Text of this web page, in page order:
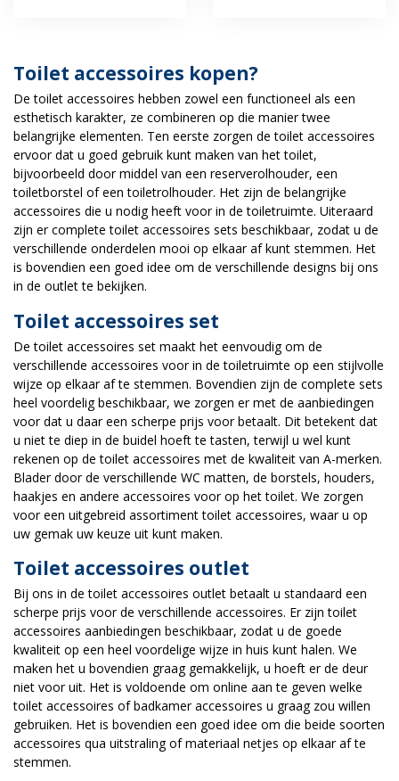
Toilet accessoires kopen?
De toilet accessoires hebben zowel een functioneel als een
esthetisch karakter, ze combineren op die manier twee
belangrijke elementen. Ten eerste zorgen de toilet accessoires
ervoor dat u goed gebruik kunt maken van het toilet,
bijvoorbeeld door middel van een reserverolhouder, een
toiletborstel of een toiletrolhouder. Het zijn de belangrijke
accessoires die u nodig heeft voor in de toiletruimte. Uiteraard
zijn er complete toilet accessoires sets beschikbaar, zodat u de
verschillende onderdelen mooi op elkaar af kunt stemmen. Het
is bovendien een goed idee om de verschillende designs bij ons
in de outlet te bekijken.
Toilet accessoires set
De toilet accessoires set maakt het eenvoudig om de
verschillende accessoires voor in de toiletruimte op een stijlvolle
wijze op elkaar af te stemmen. Bovendien zijn de complete sets
heel voordelig beschikbaar, we zorgen er met de aanbiedingen
voor dat u daar een scherpe prijs voor betaalt. Dit betekent dat
u niet te diep in de buidel hoeft te tasten, terwijl u wel kunt
rekenen op de toilet accessoires met de kwaliteit van A-merken.
Blader door de verschillende WC matten, de borstels, houders,
haakjes en andere accessoires voor op het toilet. We zorgen
voor een uitgebreid assortiment toilet accessoires, waar u op
uw gemak uw keuze uit kunt maken.
Toilet accessoires outlet
Bij ons in de toilet accessoires outlet betaalt u standaard een
scherpe prijs voor de verschillende accessoires. Er zijn toilet
accessoires aanbiedingen beschikbaar, zodat u de goede
kwaliteit op een heel voordelige wijze in huis kunt halen. We
maken het u bovendien graag gemakkelijk, u hoeft er de deur
niet voor uit. Het is voldoende om online aan te geven welke
toilet accessoires of badkamer accessoires u graag zou willen
gebruiken. Het is bovendien een goed idee om die beide soorten
accessoires qua uitstraling of materiaal netjes op elkaar af te
stemmen.